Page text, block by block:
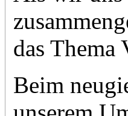
das Thema
Beim